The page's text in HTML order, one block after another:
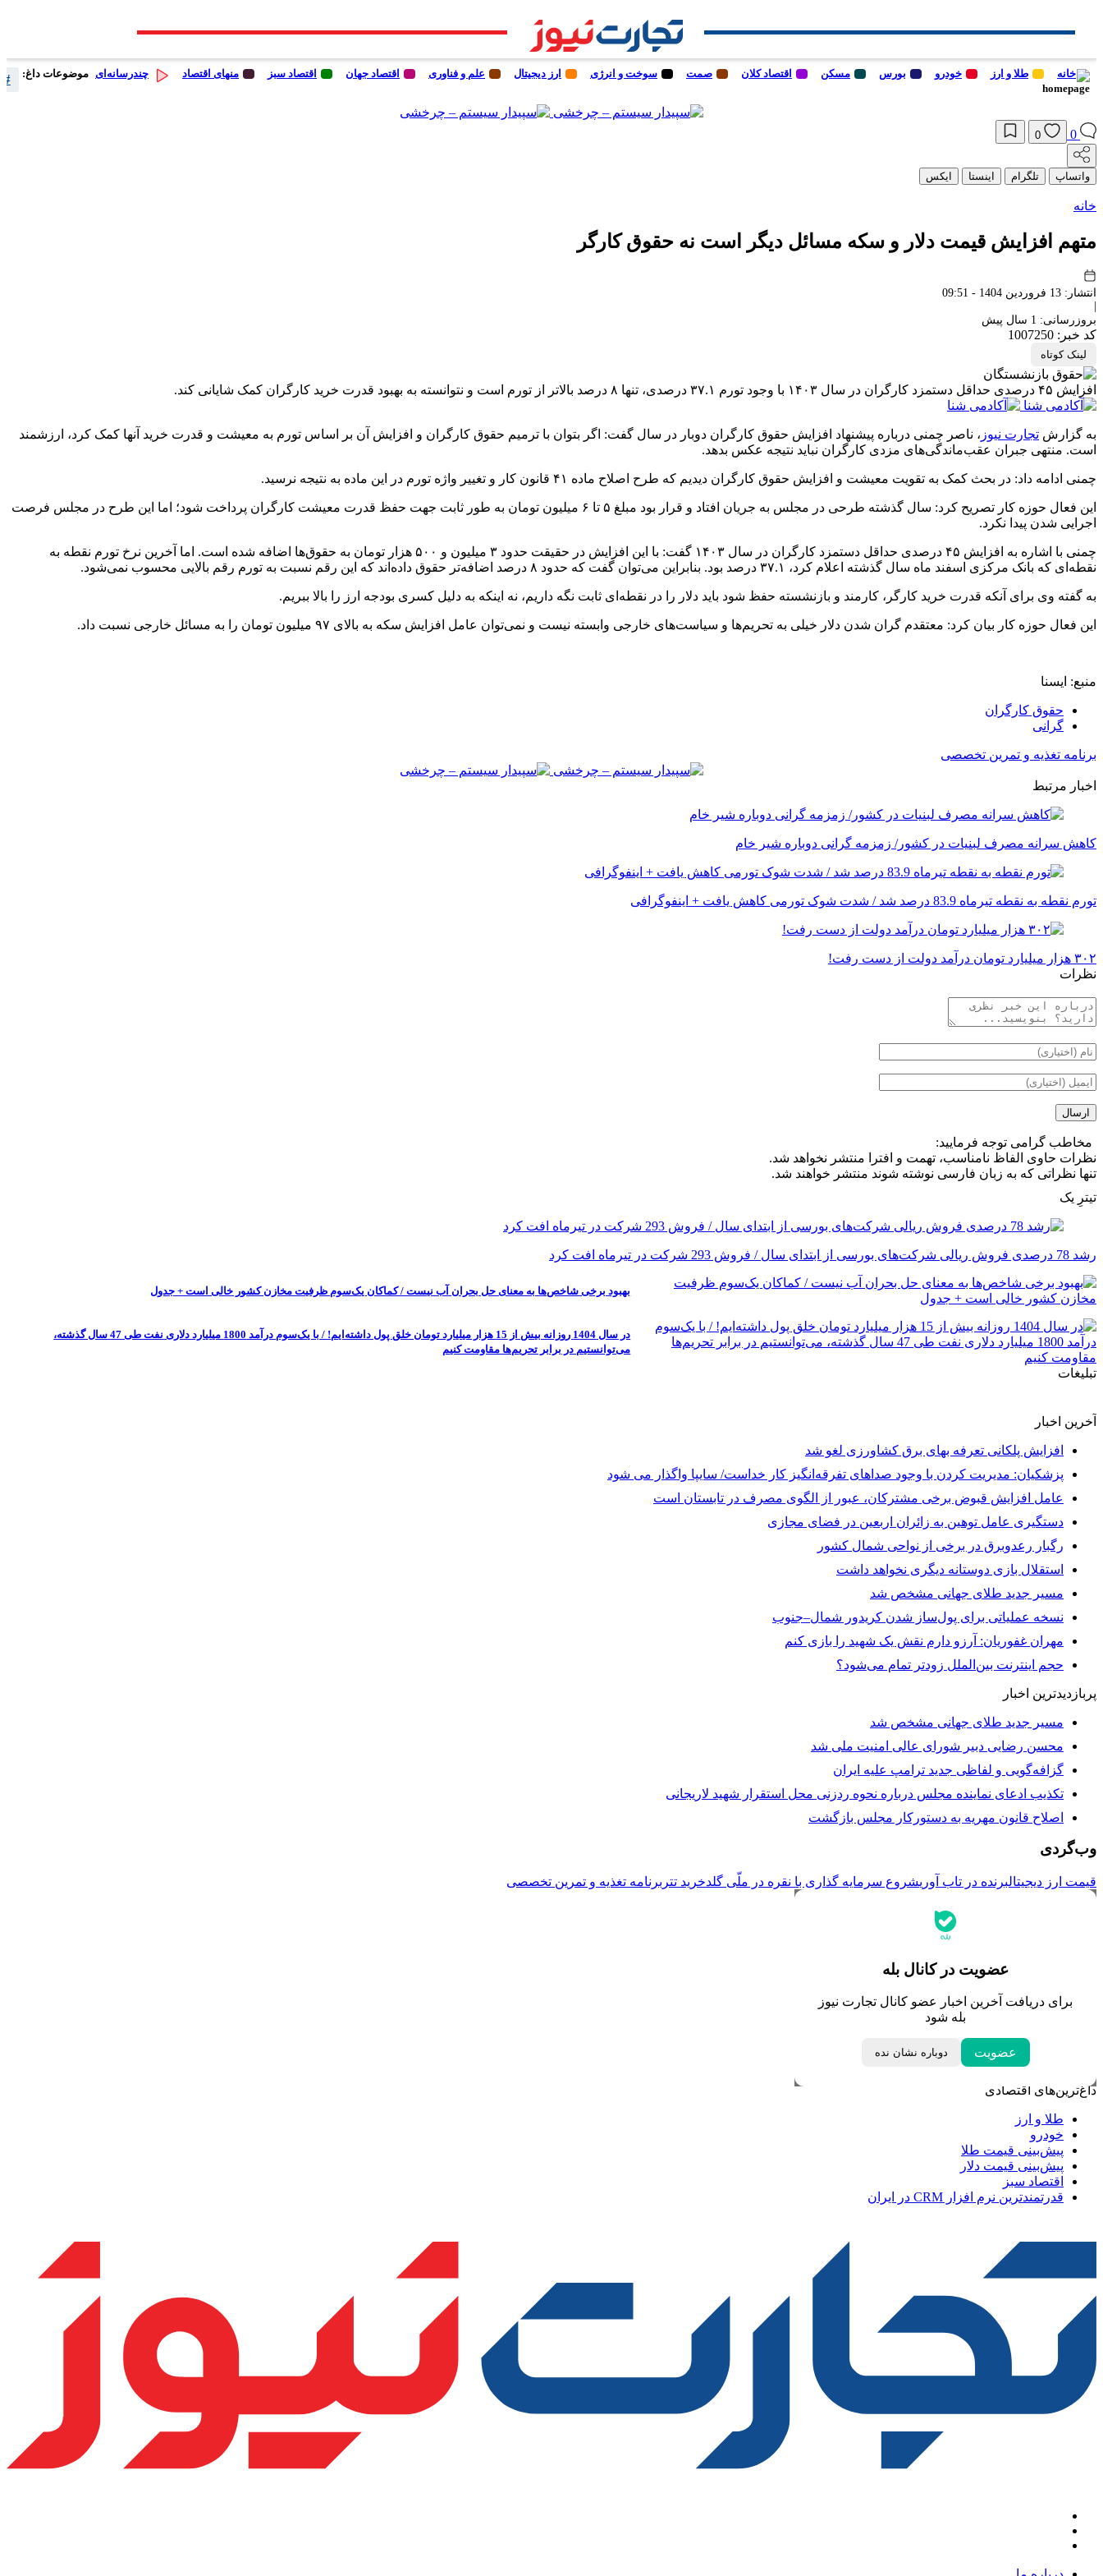
خانه طلا و ارز خودرو بورس مسکن اقتصاد کلان صمت سوخت و انرژی ارز دیجیتال علم و فناوری اقتصاد جهان اقتصاد سبز منهای اقتصاد چندرسانه‌ای موضوعات داغ: #
0
0
واتساپ تلگرام اینستا ایکس
خانه
متهم افزایش قیمت دلار و سکه مسائل دیگر است نه حقوق کارگر
انتشار: 13 فروردین 1404 - 09:51
بروزرسانی: 1 سال پیش
کد خبر: 1007250
لینک کوتاه
افزایش ۴۵ درصدی حداقل دستمزد کارگران در سال ۱۴۰۳ با وجود تورم ۳۷.۱ درصدی، تنها ۸ درصد بالاتر از تورم است و نتوانسته به بهبود قدرت خرید کارگران کمک شایانی کند.
به گزارش تجارت نیوز ، ناصر چمنی درباره پیشنهاد افزایش حقوق کارگران دوبار در سال گفت: اگر بتوان با ترمیم حقوق کارگران و افزایش آن بر اساس تورم به معیشت و قدرت خرید آنها کمک کرد، ارزشمند
است. منتهی جبران عقب‌ماندگی‌های مزدی کارگران نباید نتیجه عکس بدهد.
چمنی ادامه داد: در بحث کمک به تقویت معیشت و افزایش حقوق کارگران دیدیم که طرح اصلاح ماده ۴۱ قانون کار و تغییر واژه تورم در این ماده به نتیجه نرسید.
این فعال حوزه کار تصریح کرد: سال گذشته طرحی در مجلس به جریان افتاد و قرار بود مبلغ ۵ تا ۶ میلیون تومان به طور ثابت جهت حفظ قدرت معیشت کارگران پرداخت شود؛ اما این طرح در مجلس فرصت
اجرایی شدن پیدا نکرد.
چمنی با اشاره به افزایش ۴۵ درصدی حداقل دستمزد کارگران در سال ۱۴۰۳ گفت: با این افزایش در حقیقت حدود ۳ میلیون و ۵۰۰ هزار تومان به حقوق‌ها اضافه شده است. اما آخرین نرخ تورم نقطه به
نقطه‌ای که بانک مرکزی اسفند ماه سال گذشته اعلام کرد، ۳۷.۱ درصد بود. بنابراین می‌توان گفت که حدود ۸ درصد اضافه‌تر حقوق داده‌اند که این رقم نسبت به تورم رقم بالایی محسوب نمی‌شود.
به گفته وی برای آنکه قدرت خرید کارگر، کارمند و بازنشسته حفظ شود باید دلار را در نقطه‌ای ثابت نگه داریم، نه اینکه به دلیل کسری بودجه ارز را بالا ببریم.
این فعال حوزه کار بیان کرد: معتقدم گران شدن دلار خیلی به تحریم‌ها و سیاست‌های خارجی وابسته نیست و نمی‌توان عامل افزایش سکه به بالای ۹۷ میلیون تومان را به مسائل خارجی نسبت داد.
منبع: ایسنا
حقوق کارگران
گرانی
برنامه تغذیه و تمرین تخصصی
اخبار مرتبط
کاهش سرانه مصرف لبنیات در کشور/ زمزمه گرانی دوباره شیر خام
تورم نقطه به نقطه تیرماه 83.9 درصد شد / شدت شوک تورمی کاهش یافت + اینفوگرافی
۳۰۲ هزار میلیارد تومان درآمد دولت از دست رفت!
نظرات
مخاطب گرامی توجه فرمایید:
نظرات حاوی الفاظ نامناسب، تهمت و افترا منتشر نخواهد شد.
تنها نظراتی که به زبان فارسی نوشته شوند منتشر خواهند شد.
تیترِ یک
رشد 78 درصدی فروش ریالی شرکت‌های بورسی از ابتدای سال / فروش 293 شرکت در تیرماه افت کرد
بهبود برخی شاخص‌ها به معنای حل بحران آب نیست / کماکان یک‌سوم ظرفیت مخازن کشور خالی است + جدول
در سال 1404 روزانه بیش از 15 هزار میلیارد تومان خلق پول داشته‌ایم! / با یک‌سوم درآمد 1800 میلیارد دلاری نفت طی 47 سال گذشته،
می‌توانستیم در برابر تحریم‌ها مقاومت کنیم
تبلیغات
آخرین اخبار
افزایش پلکانی تعرفه بهای برق کشاورزی لغو شد
پزشکیان: مدیریت کردن با وجود صداهای تفرقه‌انگیز کار خداست/ سایپا واگذار می شود
عامل افزایش قبوض برخی مشترکان، عبور از الگوی مصرف در تابستان است
دستگیری عامل توهین به زائران اربعین در فضای مجازی
رگبار رعدوبرق در برخی از نواحی شمال کشور
استقلال بازی دوستانه دیگری نخواهد داشت
مسیر جدید طلای جهانی مشخص شد
نسخه عملیاتی برای پول‌ساز شدن کریدور شمال–جنوب
مهران غفوریان: آرزو دارم نقش یک شهید را بازی کنم
حجم اینترنت بین‌الملل زودتر تمام می‌شود؟
پربازدیدترین اخبار
مسیر جدید طلای جهانی مشخص شد
محسن رضایی دبیر شورای عالی امنیت ملی شد
گزافه‌گویی و لفاظی جدید ترامپ علیه ایران
تکذیب ادعای نماینده مجلس درباره نحوه ردزنی محل استقرار شهید لاریجانی
اصلاح قانون مهریه به دستورکار مجلس بازگشت
وب‌گردی
قیمت ارز دیجیتالبرنده در تاب آوریشروع سرمایه گذاری با نقره در ملّی گلدخرید تتر برنامه تغذیه و تمرین تخصصی
عضویت در کانال بله
برای دریافت آخرین اخبار عضو کانال تجارت نیوز
بله شود
عضویت دوباره نشان نده
جدیدترین قیمت‌ها
قیمت یورو
ابزار تبدیل نرخ ارز
لحظه تحویل سال
داغ‌ترین‌های اقتصادی
طلا و ارز
خودرو
پیش‌بینی قیمت طلا
پیش‌بینی قیمت دلار
اقتصاد سبز
قدرتمندترین نرم‌ افزار CRM در ایران